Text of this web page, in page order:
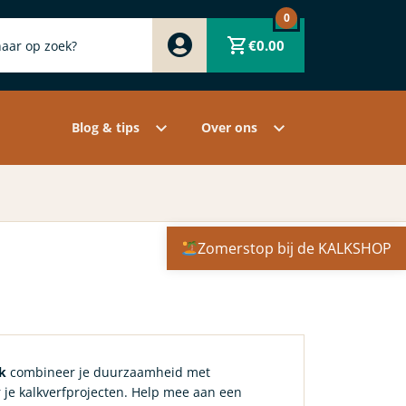
€0.00
0
Zwart
Grijs
Overige pigmenten
Blog & tips Over ons
Contact
combineer je duurzaamheid met
kalkverfprojecten. Help mee aan een
Zomerstop bij de KALKSHOP